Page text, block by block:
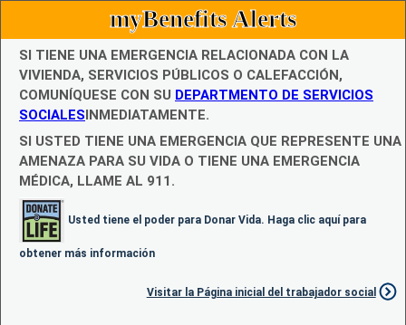
myBenefits Alerts
SI TIENE UNA EMERGENCIA RELACIONADA CON LA
VIVIENDA, SERVICIOS PÚBLICOS O CALEFACCIÓN,
COMUNÍQUESE CON SU DEPARTMENTO DE SERVICIOS
SOCIALESINMEDIATAMENTE.
SI USTED TIENE UNA EMERGENCIA QUE REPRESENTE UNA
AMENAZA PARA SU VIDA O TIENE UNA EMERGENCIA
MÉDICA, LLAME AL 911.
Usted tiene el poder para Donar Vida. Haga clic aquí para
obtener más información
Visitar la Página inicial del trabajador social